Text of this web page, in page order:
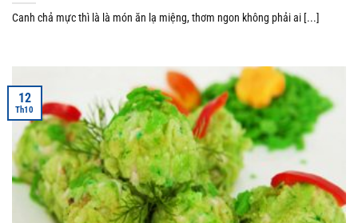
Canh chả mực thì là là món ăn lạ miệng, thơm ngon không phải ai [...]
12
Th10